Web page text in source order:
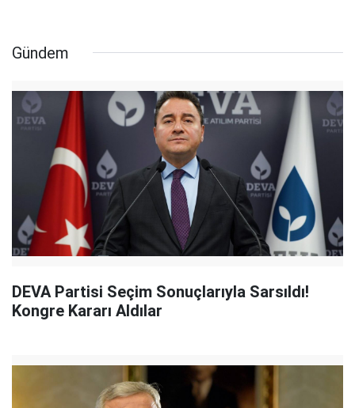
Gündem
DEVA Partisi Seçim Sonuçlarıyla Sarsıldı!
Kongre Kararı Aldılar